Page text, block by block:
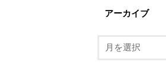
アーカイブ